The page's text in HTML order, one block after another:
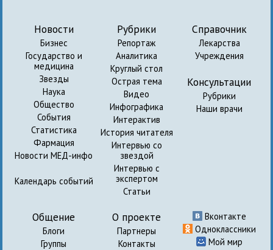
Новости
Бизнес
Государство и
медицина
Звезды
Наука
Общество
События
Статистика
Фармация
Новости МЕД-инфо
Календарь событий
Рубрики
Репортаж
Аналитика
Круглый стол
Острая тема
Видео
Инфографика
Интерактив
История читателя
Интервью со
звездой
Интервью с
экспертом
Статьи
Справочник
Лекарства
Учреждения
Консультации
Рубрики
Наши врачи
Общение
Блоги
Группы
О проекте
Партнеры
Контакты
Вконтакте
Одноклассники
Мой мир